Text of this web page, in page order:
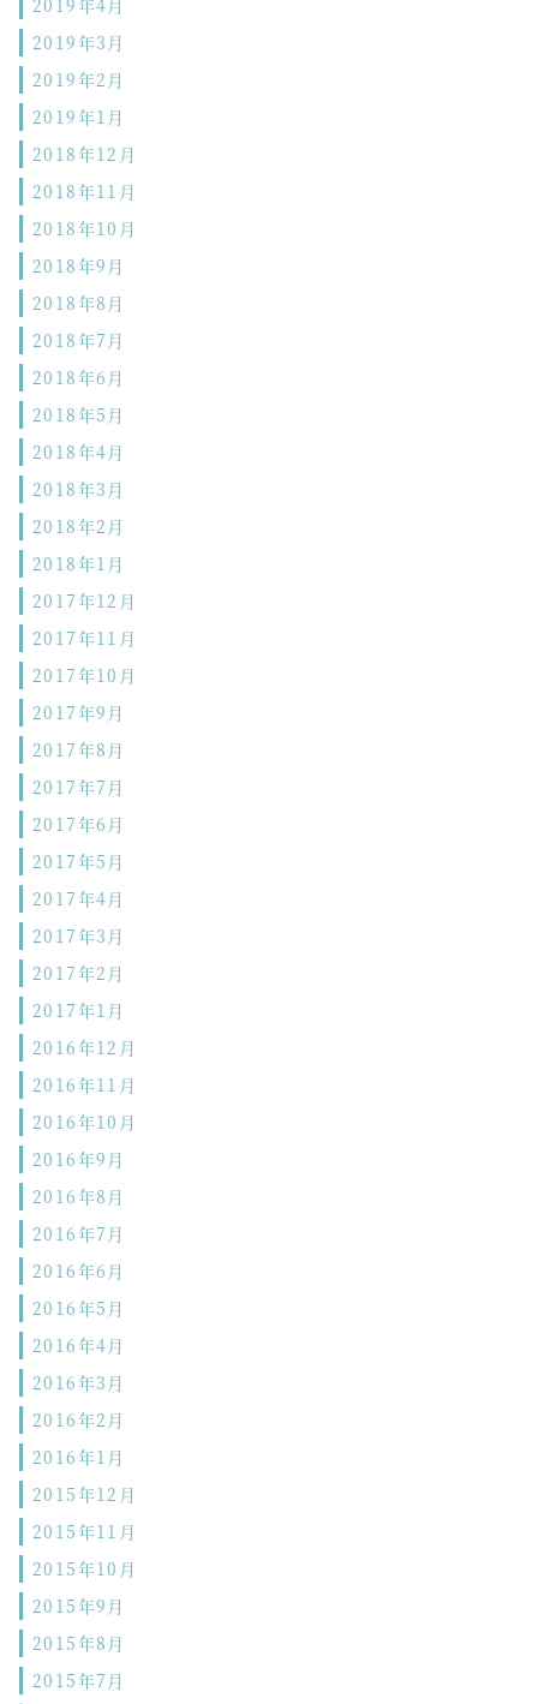
2019年4月
2019年3月
2019年2月
2019年1月
2018年12月
2018年11月
2018年10月
2018年9月
2018年8月
2018年7月
2018年6月
2018年5月
2018年4月
2018年3月
2018年2月
2018年1月
2017年12月
2017年11月
2017年10月
2017年9月
2017年8月
2017年7月
2017年6月
2017年5月
2017年4月
2017年3月
2017年2月
2017年1月
2016年12月
2016年11月
2016年10月
2016年9月
2016年8月
2016年7月
2016年6月
2016年5月
2016年4月
2016年3月
2016年2月
2016年1月
2015年12月
2015年11月
2015年10月
2015年9月
2015年8月
2015年7月